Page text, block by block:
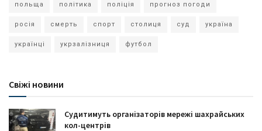
польща політика поліція прогноз погоди
росія смерть спорт столиця суд україна
українці укрзалізниця футбол
Свіжі новини
Судитимуть організаторів мережі шахрайських
кол-центрів